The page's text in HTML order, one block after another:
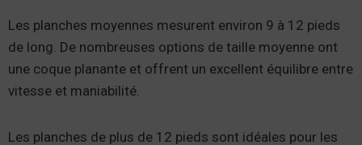
Les planches moyennes mesurent environ 9 à 12 pieds
de long. De nombreuses options de taille moyenne ont
une coque planante et offrent un excellent équilibre entre
vitesse et maniabilité.
Les planches de plus de 12 pieds sont idéales pour les